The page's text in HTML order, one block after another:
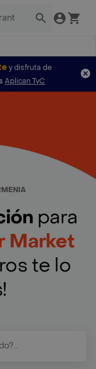
y disfruta de
Aplican TyC
para
Market
te lo